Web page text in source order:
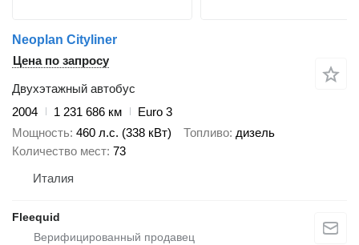
Neoplan Cityliner
Цена по запросу
Двухэтажный автобус
2004
1 231 686 км
Euro 3
Мощность 460 л.с. (338 кВт) Топливо дизель
Количество мест 73
Италия
Fleequid